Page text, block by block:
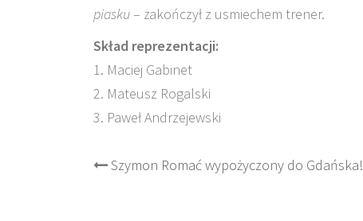
piasku– zakończył z usmiechem trener.
Skład reprezentacji:
1. Maciej Gabinet
2. Mateusz Rogalski
3. Paweł Andrzejewski
Post
Szymon Romać wypożyczony do Gdańska!